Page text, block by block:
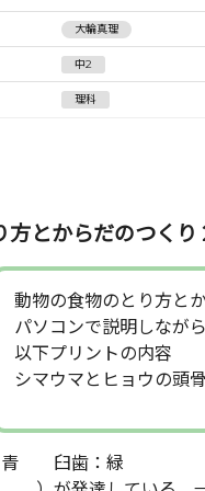
大輪真理
中2
理科
方とからだのつくり
動物の食物のとり方と
パソコンで説明しなが
以下プリントの内容
シマウマとヒョウの頭
青 臼歯：緑